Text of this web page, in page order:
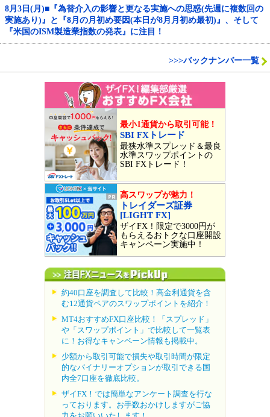
8月3日(月)■『為替介入の影響と更なる実施への思惑(先週に複数回の
実施あり)』と『8月の月初め要因(本日が8月月初め最初)』、そして
『米国のISM製造業指数の発表』に注目！
>>>バックナンバー一覧
最小1通貨から取引可能！
SBI FXトレード
最狭水準スプレッド＆最良
水準スワップポイントの
SBI FXトレード！
高スワップが魅力！
トレイダーズ証券
[LIGHT FX]
ザイFX！限定で3000円が
もらえるおトクな口座開設
キャンペーン実施中！
約40口座を調査して比較！高金利通貨を含
む12通貨ペアのスワップポイントを紹介！
MT4おすすめFX口座比較！「スプレッド」
や「スワップポイント」で比較して一覧表
に！お得なキャンペーン情報も掲載中。
少額から取引可能で損失や取引時間が限定
的なバイナリーオプションが取引できる国
内全7口座を徹底比較。
ザイFX！では簡単なアンケート調査を行な
っております。お手数おかけしますがご協